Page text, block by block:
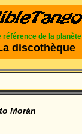
référence de la planète
discothèque
Morán